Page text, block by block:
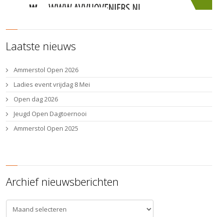
Laatste nieuws
Ammerstol Open 2026
Ladies event vrijdag 8 Mei
Open dag 2026
Jeugd Open Dagtoernooi
Ammerstol Open 2025
Archief nieuwsberichten
Archief
nieuwsberichten